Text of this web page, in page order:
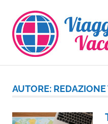
contenuto
AUTORE: